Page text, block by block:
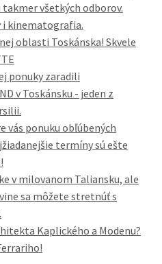
všetkých odborov.
i kinematografia.
oblasti Toskánska! Skvele
ponuky zaradili
v Toskánsku - jeden z
vás ponuku obľúbených
termíny sú ešte
v milovanom Taliansku, ale
sa môžete stretnúť s
Kaplického a Modenu?